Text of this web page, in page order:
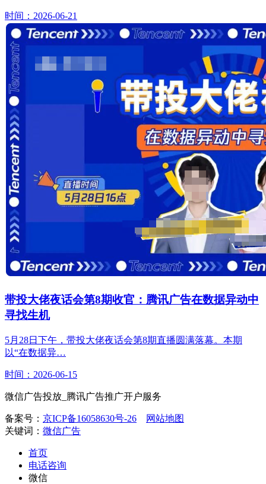
时间：2026-06-21
带投大佬夜话会第8期收官：腾讯广告在数据异动中
寻找生机
5月28日下午，带投大佬夜话会第8期直播圆满落幕。本期
以“在数据异…
时间：2026-06-15
微信广告投放_腾讯广告推广开户服务
备案号： 京ICP备16058630号-26
网站地图
关键词： 微信广告
首页
电话咨询
微信